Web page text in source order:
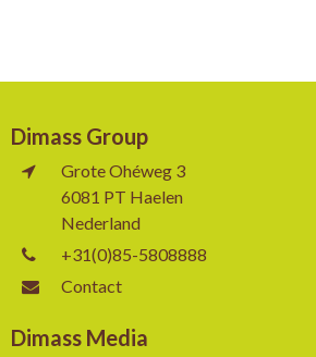
Dimass Group
Grote Ohéweg 3
6081 PT Haelen
Nederland
+31(0)85-5808888
Contact
Dimass Media